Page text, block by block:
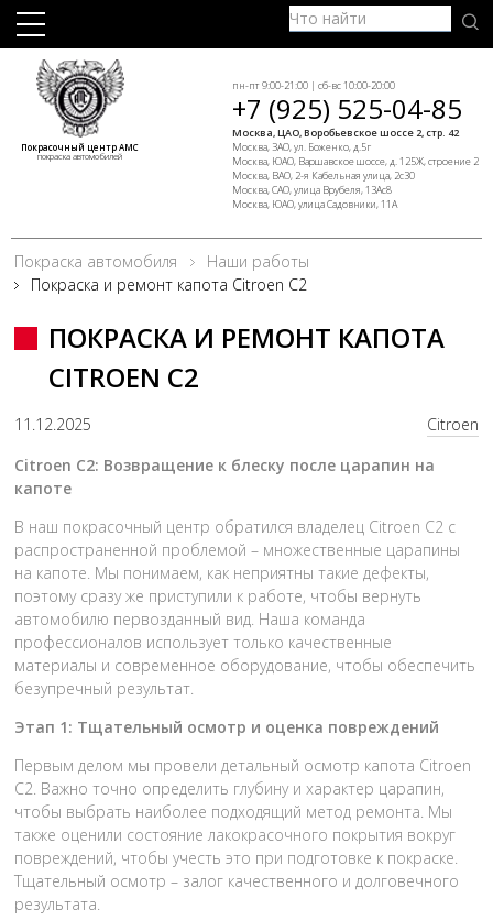
Покрасочный центр АМС
покраска автомобилей
пн-пт 9:00-21:00 | сб-вс 10:00-20:00
+7 (925) 525-04-85
Москва, ЦАО, Воробьевское шоссе 2, стр. 42
Москва, ЗАО, ул. Боженко, д.5г
Москва, ЮАО, Варшавское шоссе, д. 125Ж, строение 2
Москва, ВАО, 2-я Кабельная улица, 2с30
Москва, САО, улица Врубеля, 13Ас8
Москва, ЮАО, улица Садовники, 11А
Покраска автомобиля
Наши работы
Покраска и ремонт капота Citroen C2
ПОКРАСКА И РЕМОНТ КАПОТА
CITROEN C2
11.12.2025
Citroen
Citroen C2: Возвращение к блеску после царапин на
капоте
В наш покрасочный центр обратился владелец Citroen C2 с
распространенной проблемой – множественные царапины
на капоте. Мы понимаем, как неприятны такие дефекты,
поэтому сразу же приступили к работе, чтобы вернуть
автомобилю первозданный вид. Наша команда
профессионалов использует только качественные
материалы и современное оборудование, чтобы обеспечить
безупречный результат.
Этап 1: Тщательный осмотр и оценка повреждений
Первым делом мы провели детальный осмотр капота Citroen
C2. Важно точно определить глубину и характер царапин,
чтобы выбрать наиболее подходящий метод ремонта. Мы
также оценили состояние лакокрасочного покрытия вокруг
повреждений, чтобы учесть это при подготовке к покраске.
Тщательный осмотр – залог качественного и долговечного
результата.